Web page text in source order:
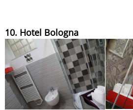
10. Hotel Bologna